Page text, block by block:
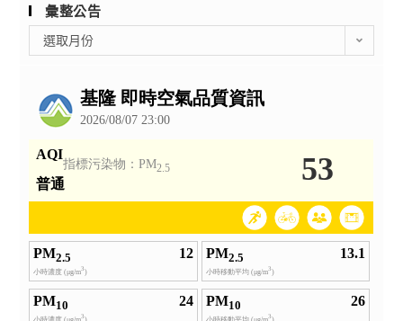
彙整公告
整
選取月份